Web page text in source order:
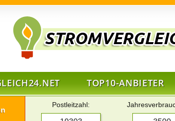
TOP10-ANBIETER
Postleitzahl: